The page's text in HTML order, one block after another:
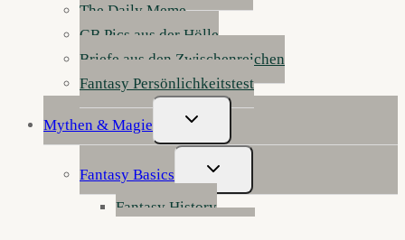
The Daily Meme
GB Pics aus der Hölle
Briefe aus den Zwischenreichen
Fantasy Persönlichkeitstest
Mythen & Magie
Untermenü
Umschalten
Fantasy Basics
Untermenü
Umschalten
Fantasy History